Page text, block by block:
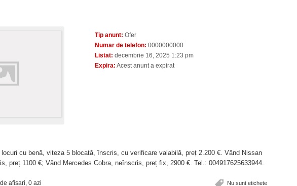
Tip anunt: Ofer
Numar de telefon: 0000000000
Listat: decembrie 16, 2025 1:23 pm
Expira: Acest anunt a expirat
cu benă, viteza 5 blocată, înscris, cu verificare valabilă, preț 2.200 €. Vând Nissan
preț 1100 €; Vând Mercedes Cobra, neînscris, preț fix, 2900 €. Tel.: 004917625633944.
Nu sunt etichete
afisari, 0 azi